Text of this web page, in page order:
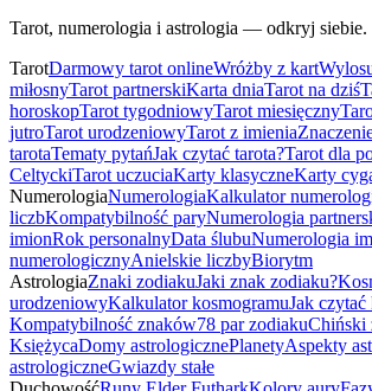
Tarot, numerologia i astrologia — odkryj siebie.
TarotDarmowy tarot onlineWróżby z kart
miłosnyTarot partnerskiKarta dniaTarot na dziś
horoskopTarot tygodniowyTarot miesięczny
jutroTarot urodzeniowyTarot z imienia
tarotaTematy pytańJak czytać tarota?Tarot dla
CeltyckiTarot uczuciaKarty klasyczneKarty
NumerologiaNumerologiaKalkulator
liczbKompatybilność paryNumerologia
imionRok personalnyData ślubuNumerologia
numerologicznyAnielskie liczbyBiorytm
AstrologiaZnaki zodiakuJaki znak zodiaku?
urodzeniowyKalkulator kosmogramuJak czytać
Kompatybilność znaków78 par zodiakuChiński
KsiężycaDomy astrologicznePlanetyAspekty
astrologiczneGwiazdy stałe